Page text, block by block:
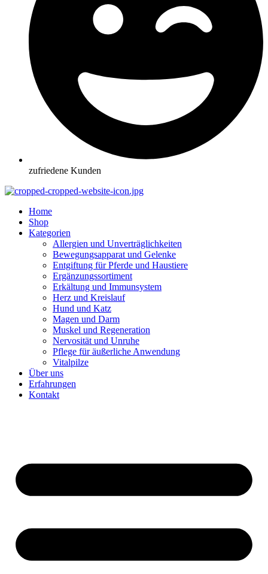
zufriedene Kunden
Home
Shop
Kategorien
Allergien und Unverträglichkeiten
Bewegungsapparat und Gelenke
Entgiftung für Pferde und Haustiere
Ergänzungssortiment
Erkältung und Immunsystem
Herz und Kreislauf
Hund und Katz
Magen und Darm
Muskel und Regeneration
Nervosität und Unruhe
Pflege für äußerliche Anwendung
Vitalpilze
Über uns
Erfahrungen
Kontakt